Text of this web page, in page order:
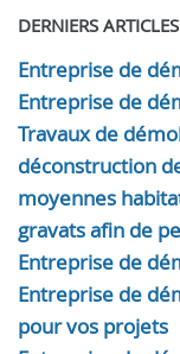
DERNIERS ARTICLES
Entreprise de
Entreprise de
Travaux de
déconstruction
moyennes
gravats afin de
Entreprise de
Entreprise de
pour vos projets